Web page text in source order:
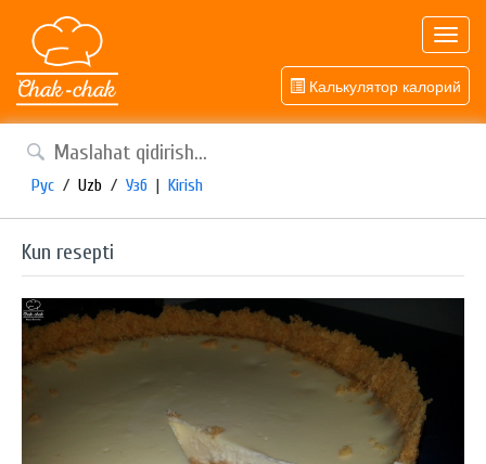
Калькулятор калорий
Рус / Uzb / Узб | Kirish
Kun resepti